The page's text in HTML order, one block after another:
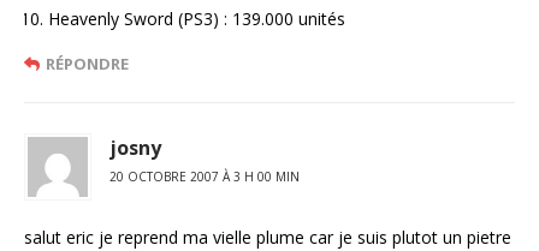
Heavenly Sword (PS3) : 139.000 unités
RÉPONDRE
josny
20 OCTOBRE 2007 À 3 H 00 MIN
salut eric je reprend ma vielle plume car je suis plutot un pietre